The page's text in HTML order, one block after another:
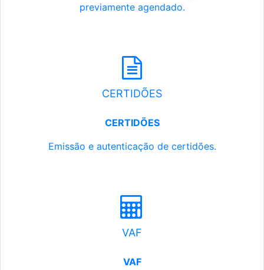
previamente agendado.
CERTIDÕES
CERTIDÕES
Emissão e autenticação de certidões.
VAF
VAF